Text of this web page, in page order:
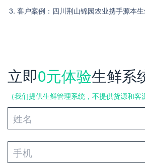
3. 客户案例：四川荆山锦园农业携手源本
立即0元体验生鲜系
（我们提供生鲜管理系统，不提供货源和客